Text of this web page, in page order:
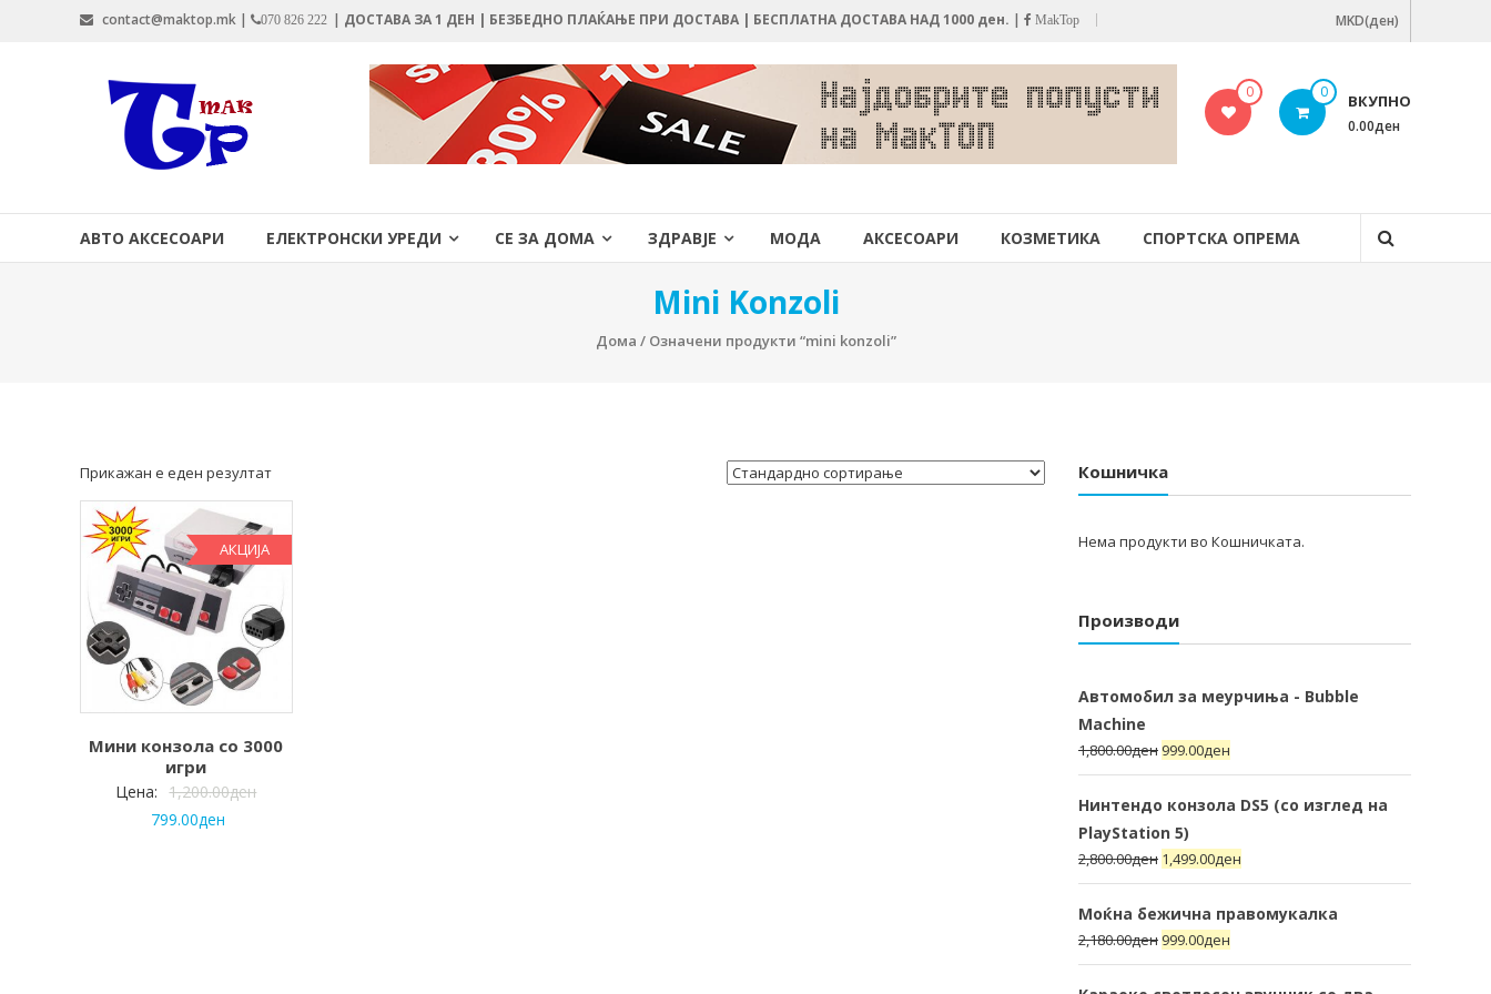
contact@maktop.mk | 070 826 222 | ДОСТАВА ЗА 1 ДЕН | БЕЗБЕДНО ПЛАЌАЊЕ ПРИ ДОСТАВА | БЕСПЛАТНА ДОСТАВА НАД 1000 ден. | MakTop MKD(ден)
MAKTOP.MK 0 0 ВКУПНО
0.00ден
АВТО АКСЕСОАРИ ЕЛЕКТРОНСКИ УРЕДИ СЕ ЗА ДОМА ЗДРАВЈЕ МОДА АКСЕСОАРИ КОЗМЕТИКА СПОРТСКА ОПРЕМА
Mini Konzoli
Дома / Означени продукти “mini konzoli”
Прикажан е еден резултат
АКЦИЈА
Мини конзола со 3000
игри
Цена: 1,200.00ден
799.00ден
Кошничка
Нема продукти во Кошничката.
Производи
Автомобил за меурчиња - Bubble
Machine
1,800.00ден 999.00ден
Нинтендо конзола DS5 (со изглед на
PlayStation 5)
2,800.00ден 1,499.00ден
Моќна бежична правомукалка
2,180.00ден 999.00ден